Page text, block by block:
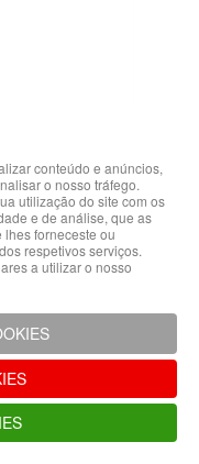
conteúdo e anúncios,
o nosso tráfego.
utilização do site com os
e de análise, que as
forneceste ou
respetivos serviços.
a utilizar o nosso